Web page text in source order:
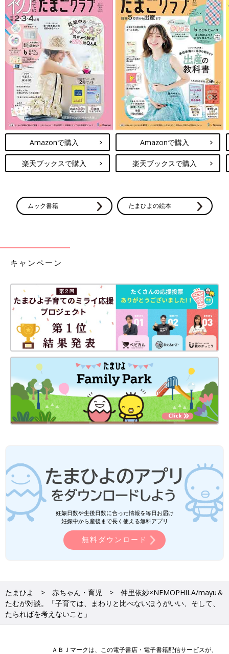
Amazonで購入
楽天ブックスで購入
Amazonで購入
楽天ブックスで購入
ムック書籍 たまひよの絵本
キャンペーン
妊娠日数や生後日数に合った情報を毎日お届け
妊娠中から産後まで長く使える無料アプリ
無料ダウンロード
たまひよ 赤ちゃん・育児
仲里依紗×NEMOPHILA/mayu＆
たむが対談。「子育ては、まわりと比べないほうがいい、そして、
たらればを考えないこと」
ＡＢＪマークは、この電子書店・電子書籍配信サービスが、